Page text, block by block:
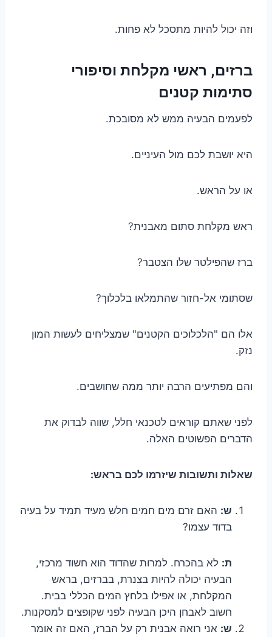
וזה יכול להיות מתסכל לא פחות.
ברזים, ראשי מקלחת וסיפורי
סתימות קטנים
לפעמים הבעיה ממש לא מסובכת.
היא יושבת לכם מול העיניים.
או על הראש.
ראש מקלחת סתום מאבנית?
ברז שהפילטר שלו הצטבר?
שסתומי אל-חזור שהתמלאו בלכלוך?
אלו הם "הלכלוכים הקטנים" שמצליחים לעשות המון
נזק.
והם מפתיעים הרבה יותר ממה שחושבים.
לפני שאתם קוראים לטכנאי חלל, שווה לבדוק את
הדברים הפשוטים האלה.
שאלות ותשובות שיזרמו לכם בראש:
ש: האם זרם מים חמים חלש מעיד תמיד על בעיה
בדוד עצמו?
ת: לא בהכרח. למרות שהדוד הוא חשוד מרכזי,
הבעיה יכולה להיות בצנרת, בברזים, בראש
המקלחת, או אפילו בלחץ המים הכללי בבית.
חשוב לאבחן היכן הבעיה לפני שקופצים למסקנות.
ש: אני רואה אבנית רק על הברז, האם זה אומר